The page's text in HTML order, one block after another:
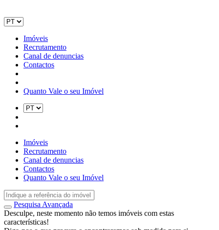
Imóveis
Recrutamento
Canal de denuncias
Contactos
Quanto Vale o seu Imóvel
Imóveis
Recrutamento
Canal de denuncias
Contactos
Quanto Vale o seu Imóvel
Pesquisa Avançada
Desculpe, neste momento não temos imóveis com estas
características!